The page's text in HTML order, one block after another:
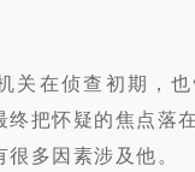
关在侦查初期，
终把怀疑的焦点落
多因素涉及他。